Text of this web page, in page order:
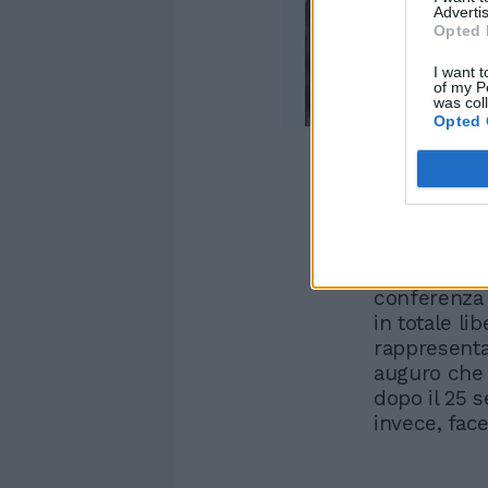
Opted
I want
of my
was
Opted
Ronzulli
delle
in totale
auguro
dopo il 25
invece,